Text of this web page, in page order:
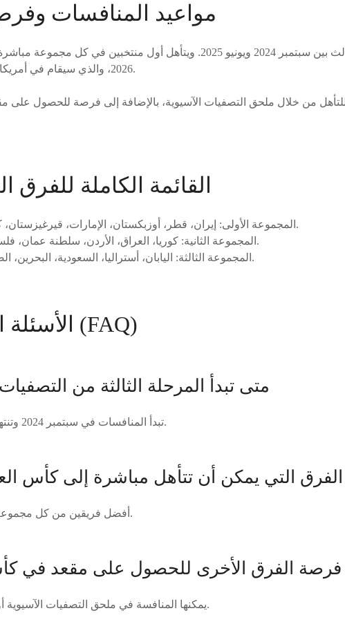
مواعيد المنافسات
تقام مباريات الدور الثالث بين سبتمبر 2024 ويونيو 2025. ويتأهل أول منتخبين في
2026، والذي سيقام في أمريكا وكندا والمكسيك.
من خلال ملحق التصفيات الآسيوية، بالإضافة إلى فرصة للحصول على
القائمة الكاملة للفرق
المجموعة الأولى: إيران، قطر، أوزبكستان، الإمارات، قيرغيزستان، كوريا الشمالية.
المجموعة الثانية: كوريا، العراق، الأردن، سلطنة عمان، فلسطين، الكويت.
المجموعة الثالثة: اليابان، أستراليا، السعودية، البحرين، الصين، أندونيسيا.
الأسئلة المتكررة (FAQ)
متى تبدأ المرحلة الثالثة من
تبدأ المنافسات في سبتمبر 2024 وتنتهي في يونيو 2025.
التي يمكن أن تتأهل مباشرة إلى كأس العالم
أفضل فريقين من كل مجموعة يتأهلان مباشرة.
الفرق الأخرى للحصول على مقعد في
يمكنها المنافسة في ملحق التصفيات الآسيوية أو الملحق العالمي.